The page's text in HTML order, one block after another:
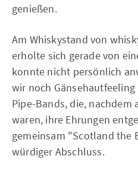
genießen.
Am Whiskystand von
erholte sich gerade von
konnte nicht persönlich
wir noch
Pipe-Bands, die,
waren, ihre Ehrungen
gemeinsam "Scotland the
würdiger Abschluss.